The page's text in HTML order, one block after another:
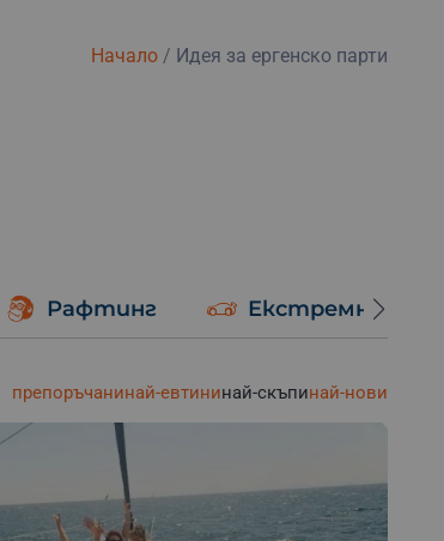
Начало/ Идея за ергенско парти
Рафтинг Екстремно
препоръчанинай-евтининай-скъпинай-нови